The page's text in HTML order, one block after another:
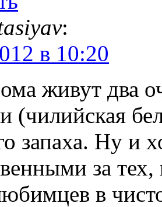
:
в 10:20
живут два
(чилийская
запаха. Ну и
за
в